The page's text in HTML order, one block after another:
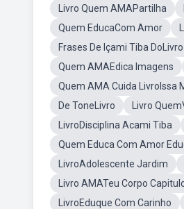
Livro Quem AMAPartilha
Quem EducaCom Amor
Frases De Içami Tiba
Quem AMAEdica Imagens
Quem AMA Cuida LivroIssa
De ToneLivro
Livro
LivroDisciplina Acami Tiba
Quem Educa Com Amor
LivroAdolescente Jardim
Livro AMATeu Corpo
LivroEduque Com Carinho